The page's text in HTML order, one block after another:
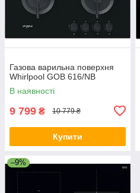
Газова варильна поверхня
Whirlpool GOB 616/NB
В наявності
9 799 ₴ 10 779 ₴
Купити
–9%